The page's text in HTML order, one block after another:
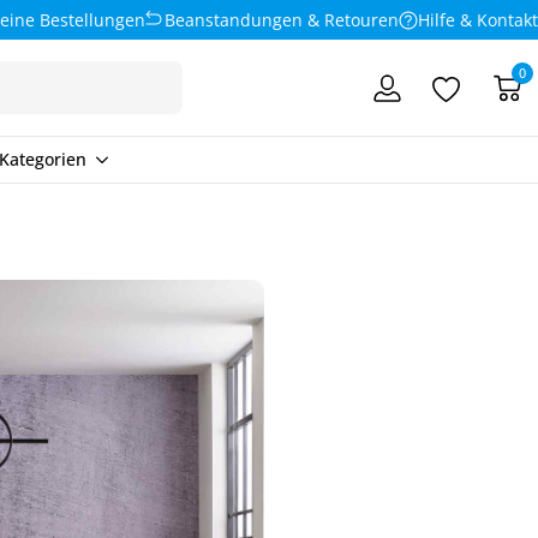
Bestellungen Beanstandungen & Retouren Hilfe & Kontakt
0